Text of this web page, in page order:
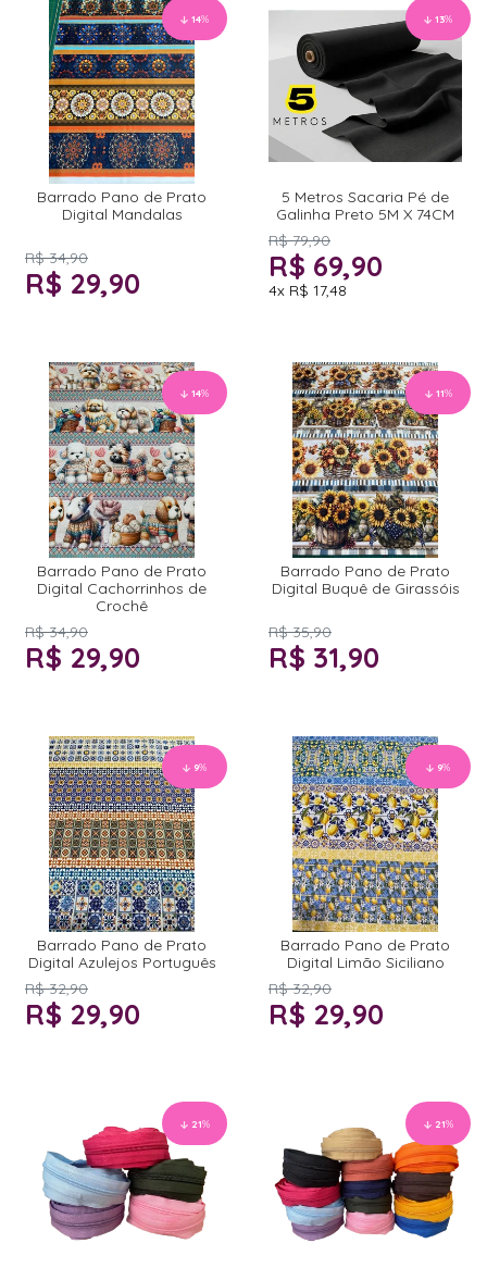
14%
Barrado Pano de Prato
Digital Mandalas
R$ 34,90
R$ 29,90
13%
5 Metros Sacaria Pé de
Galinha Preto 5M X 74CM
R$ 79,90
R$ 69,90
4x R$ 17,48
14%
Barrado Pano de Prato
Digital Cachorrinhos de
Crochê
R$ 34,90
R$ 29,90
11%
Barrado Pano de Prato
Digital Buquê de Girassóis
R$ 35,90
R$ 31,90
9%
Barrado Pano de Prato
Digital Azulejos Português
R$ 32,90
R$ 29,90
9%
Barrado Pano de Prato
Digital Limão Siciliano
R$ 32,90
R$ 29,90
21% 21%